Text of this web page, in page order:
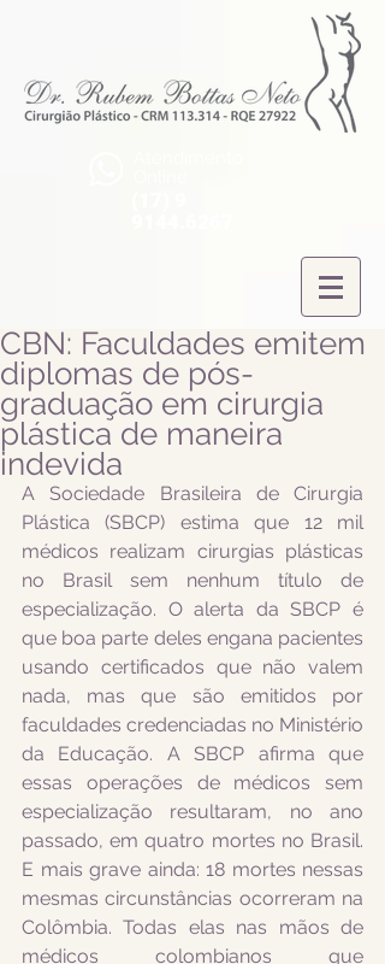
CBN: Faculdades emitem
diplomas de pós-
graduação em cirurgia
plástica de maneira
indevida
A Sociedade Brasileira de Cirurgia
Plástica (SBCP) estima que 12 mil
médicos realizam cirurgias plásticas
no Brasil sem nenhum título de
especialização. O alerta da SBCP é
que boa parte deles engana pacientes
usando certificados que não valem
nada, mas que são emitidos por
faculdades credenciadas no Ministério
da Educação. A SBCP afirma que
essas operações de médicos sem
especialização resultaram, no ano
passado, em quatro mortes no Brasil.
E mais grave ainda: 18 mortes nessas
mesmas circunstâncias ocorreram na
Colômbia. Todas elas nas mãos de
médicos colombianos que